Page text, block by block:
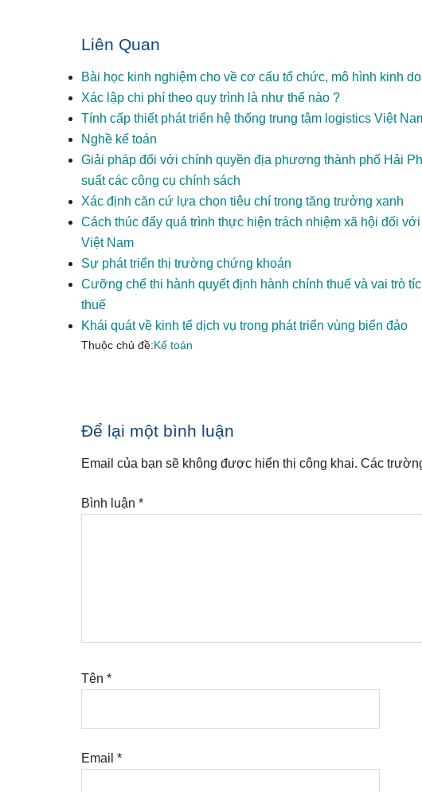
Liên Quan
Bài học kinh nghiệm cho về cơ cấu tổ chức, mô hình kinh
Xác lập chi phí theo quy trình là như thế nào ?
Tính cấp thiết phát triển hệ thống trung tâm logistics Việt
Nghề kế toán
Giải pháp đối với chính quyền địa phương thành phố Hải
suất các công cụ chính sách
Xác định căn cứ lựa chọn tiêu chí trong tăng trưởng xanh
Cách thúc đẩy quá trình thực hiện trách nhiệm xã hội đối
Việt Nam
Sự phát triển thị trường chứng khoán
Cưỡng chế thi hành quyết định hành chính thuế và vai trò
thuế
Khái quát về kinh tế dịch vụ trong phát triển vùng biển đảo
Thuộc chủ đề:Kế toán
Reader
Interactions
Để lại một bình luận
Email của bạn sẽ không được hiển thị công khai. Các
Bình luận *
Tên *
Email *